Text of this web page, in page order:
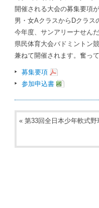
開催される大会の募集要項
男・女AクラスからDクラス
今年度、サンアリーナせん
県民体育大会バドミントン
兼ねて開催されます。奮っ
募集要項
参加申込書
« 第33回全日本少年軟式